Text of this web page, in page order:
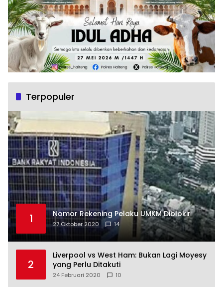
Terpopuler
1 Nomor Rekening Pelaku UMKM Diblokir
27 Oktober 2020 14
2
Liverpool vs West Ham: Bukan Lagi Moyesy
yang Perlu Ditakuti
24 Februari 2020 10